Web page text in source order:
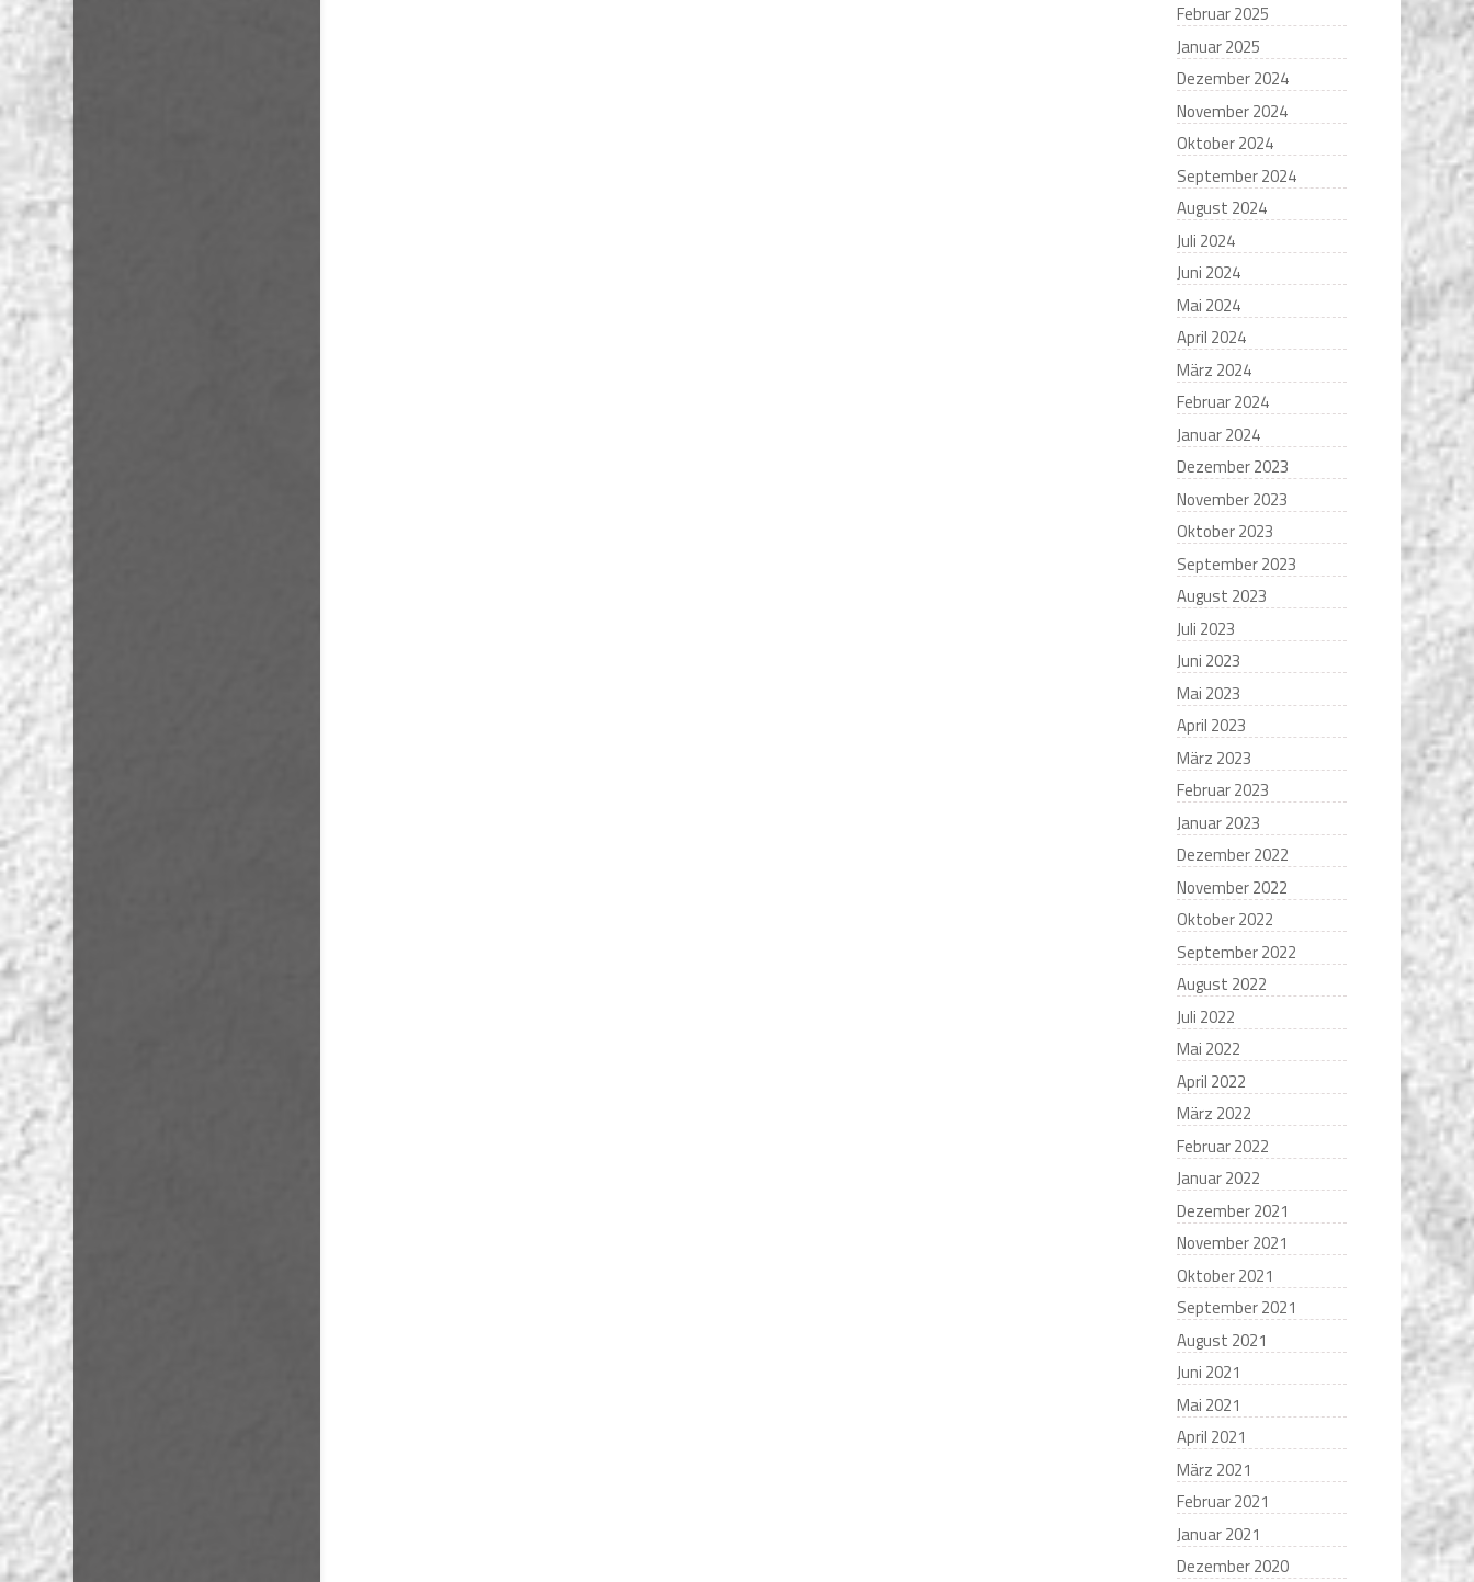
Februar 2025
Januar 2025
Dezember 2024
November 2024
Oktober 2024
September 2024
August 2024
Juli 2024
Juni 2024
Mai 2024
April 2024
März 2024
Februar 2024
Januar 2024
Dezember 2023
November 2023
Oktober 2023
September 2023
August 2023
Juli 2023
Juni 2023
Mai 2023
April 2023
März 2023
Februar 2023
Januar 2023
Dezember 2022
November 2022
Oktober 2022
September 2022
August 2022
Juli 2022
Mai 2022
April 2022
März 2022
Februar 2022
Januar 2022
Dezember 2021
November 2021
Oktober 2021
September 2021
August 2021
Juni 2021
Mai 2021
April 2021
März 2021
Februar 2021
Januar 2021
Dezember 2020